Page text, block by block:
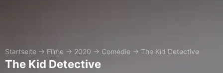
Startseite → Filme → 2020 → Comédie → The Kid Detective
The Kid Detective